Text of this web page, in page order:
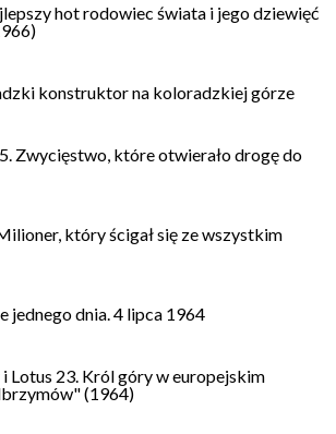
hot rodowiec świata i jego dziewięć
konstruktor na koloradzkiej górze
Zwycięstwo, które otwierało drogę do
który ścigał się ze wszystkim
jednego dnia. 4 lipca 1964
Lotus 23. Król góry w europejskim
(1964)